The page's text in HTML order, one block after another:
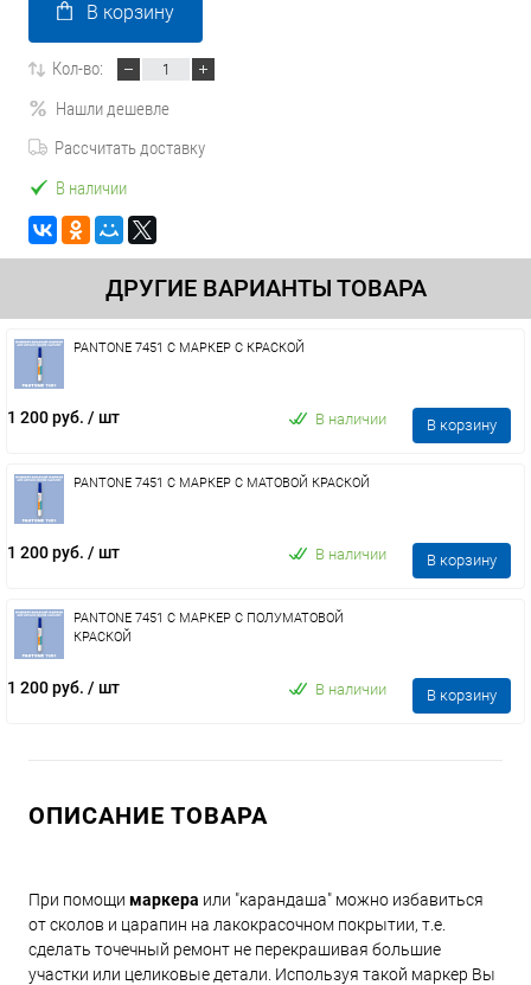
В корзину
Кол-во:
Нашли дешевле
Рассчитать доставку
В наличии
ДРУГИЕ ВАРИАНТЫ ТОВАРА
PANTONE 7451 C МАРКЕР С КРАСКОЙ
1 200 руб. / шт В наличии В корзину
PANTONE 7451 C МАРКЕР С МАТОВОЙ КРАСКОЙ
1 200 руб. / шт В наличии В корзину
PANTONE 7451 C МАРКЕР С ПОЛУМАТОВОЙ
КРАСКОЙ
1 200 руб. / шт В наличии В корзину
ОПИСАНИЕ ТОВАРА
При помощи маркера или "карандаша" можно избавиться
от сколов и царапин на лакокрасочном покрытии, т.е.
сделать точечный ремонт не перекрашивая большие
участки или целиковые детали. Используя такой маркер Вы